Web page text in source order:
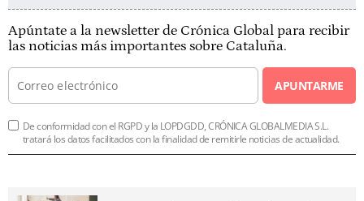
Apúntate a la newsletter de Crónica Global para recibir
las noticias más importantes sobre Cataluña.
APUNTARME
De conformidad con el RGPD y la LOPDGDD, CRÓNICA GLOBALMEDIA S.L.
tratará los datos facilitados con la finalidad de remitirle noticias de actualidad.